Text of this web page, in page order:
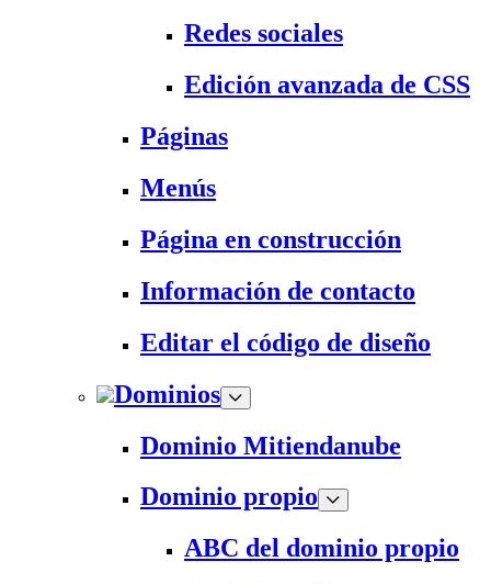
Redes sociales
Edición avanzada de CSS
Páginas
Menús
Página en construcción
Información de contacto
Editar el código de diseño
Dominios
Dominio Mitiendanube
Dominio propio
ABC del dominio propio